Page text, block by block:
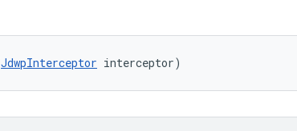
JdwpInterceptor interceptor)